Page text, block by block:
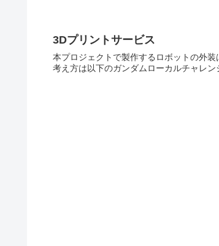
3Dプリントサービス
本プロジェクトで製作するロボットの外
考え方は以下のガンダムローカルチャレ